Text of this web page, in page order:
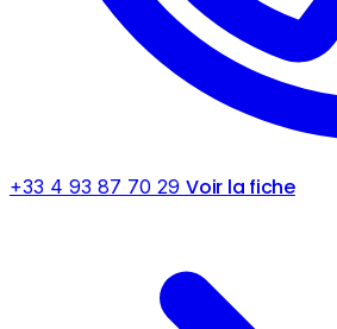
+33 4 93 87 70 29 Voir la fiche